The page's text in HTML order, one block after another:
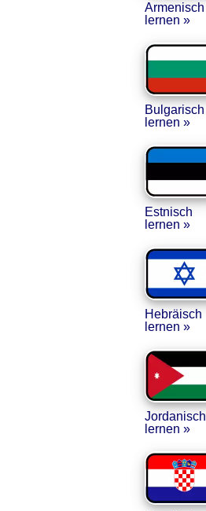
Armenisch
lernen »
Bulgarisch
lernen »
Estnisch
lernen »
Hebräisch
lernen »
Jordanisch
lernen »